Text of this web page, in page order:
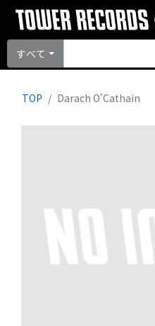
すべて
TOP Darach O'Cathain